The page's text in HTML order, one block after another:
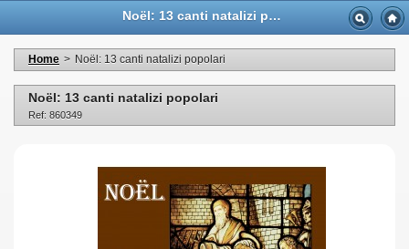
Noël: 13 canti natalizi popolari - Casa Musicale Eco
Home > Noël: 13 canti natalizi popolari
Noël: 13 canti natalizi popolari
Ref: 860349